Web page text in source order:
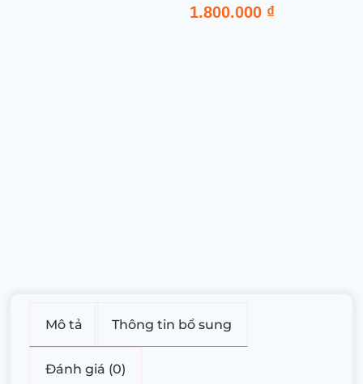
1.800.000 ₫
Mô tả Thông tin bổ sung
Đánh giá (0)